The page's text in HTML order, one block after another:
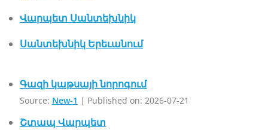
Վարպետ Սանտեխնիկ
Սանտեխնիկ Երեւանում
Գազի կաթսայի նորոգում
Source: New-1 Published on: 2026-07-21
Շտապ Վարպետ